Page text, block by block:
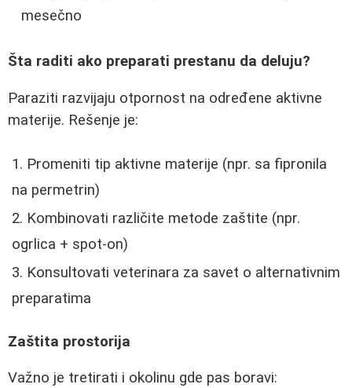
mesečno
Šta raditi ako preparati prestanu da deluju?
Paraziti razvijaju otpornost na određene aktivne
materije. Rešenje je:
Promeniti tip aktivne materije (npr. sa fipronila
na permetrin)
Kombinovati različite metode zaštite (npr.
ogrlica + spot-on)
Konsultovati veterinara za savet o alternativnim
preparatima
Zaštita prostorija
Važno je tretirati i okolinu gde pas boravi: